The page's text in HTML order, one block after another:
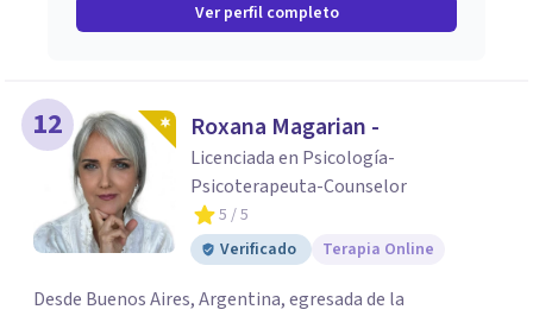
Ver perfil completo
12 Roxana Magarian -
Licenciada en Psicología-
Psicoterapeuta-Counselor
5 / 5
Verificado
Terapia Online
Desde Buenos Aires, Argentina, egresada de la